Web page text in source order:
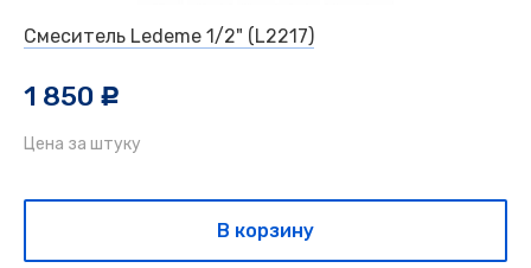
Смеситель Ledeme 1/2" (L2217)
1 850 c
Цена за штуку
В корзину